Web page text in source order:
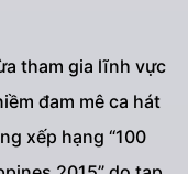
tham gia lĩnh vực
đam mê ca hát
xếp hạng “100